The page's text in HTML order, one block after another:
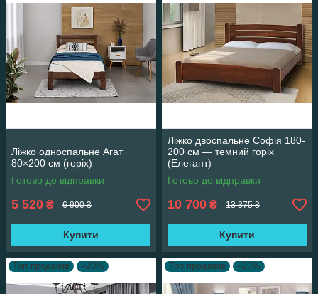
Ліжко односпальне Агат
80×200 см (горіх)
Готово до відправки
5 520 ₴ 6 900 ₴
Купити
Ліжко двоспальне Софія 180-
200 см — темний горіх
(Елегант)
Готово до відправки
10 700 ₴ 13 375 ₴
Купити
Топ продажів –20% Топ продажів –20%